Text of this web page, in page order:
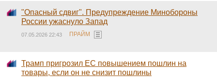
"Опасный сдвиг". Предупреждение Минобороны
России ужаснуло Запад
07.05.2026 22:43 ПРАЙМ
Трамп пригрозил ЕС повышением пошлин на
товары, если он не снизит пошлины